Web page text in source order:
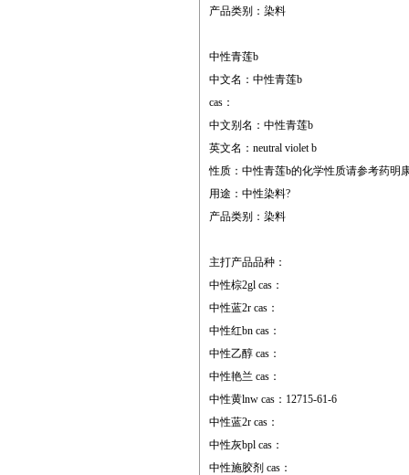
产品类别：染料
中性青莲b
中文名：中性青莲b
cas：
中文别名：中性青莲b
英文名：neutral violet b
性质：中性青莲b的化学性质请参考药明
用途：中性染料?
产品类别：染料
主打产品品种：
中性棕2gl cas：
中性蓝2r cas：
中性红bn cas：
中性乙醇 cas：
中性艳兰 cas：
中性黄lnw cas：12715-61-6
中性蓝2r cas：
中性灰bpl cas：
中性施胶剂 cas：